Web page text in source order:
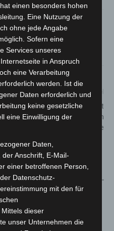
Nächster Artikel
Niedersachsen kürt
Landesmeister im
Gastgewerbe
Autor
Hockeyschläger über
Zeugen
einen besonders hohen
Eine Nutzung der
ohne jede Angabe
Sofern eine
Services unseres
in Anspruch
eine Verarbeitung
werden. Ist die
Daten erforderlich und
keine gesetzliche
eine Einwilligung der
Daten,
Anschrift, E-Mail-
einer betroffenen Person,
Datenschutz-
mit den für
dieser
unser Unternehmen die